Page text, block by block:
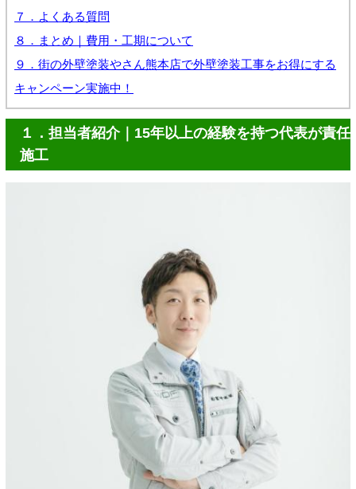
７．よくある質問
８．まとめ｜費用・工期について
９．街の外壁塗装やさん熊本店で外壁塗装工事をお得にする
キャンペーン実施中！
１．担当者紹介｜15年以上の経験を持つ代表が責任
施工